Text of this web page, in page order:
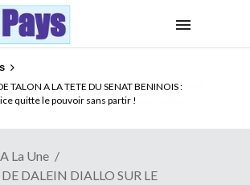
TALON A LA TETE DU SENAT BENINOIS :
quitte le pouvoir sans partir !
A La Une
DALEIN DIALLO SUR LE